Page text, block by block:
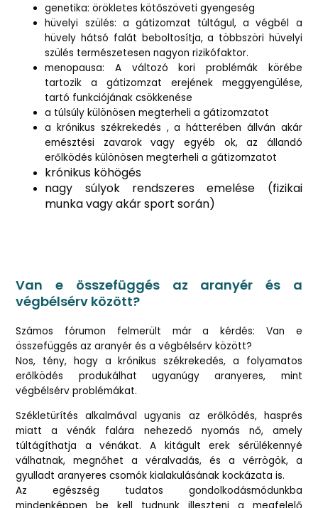
genetika: örökletes kötőszöveti gyengeség
hüvelyi szülés: a gátizomzat túltágul, a végbél a
hüvely hátsó falát beboltosítja, a többszöri hüvelyi
szülés természetesen nagyon rizikófaktor.
menopausa: A változó kori problémák körébe
tartozik a gátizomzat erejének meggyengülése,
tartó funkciójának csökkenése
a túlsúly különösen megterheli a gátizomzatot
a krónikus székrekedés , a hátterében állván akár
emésztési zavarok vagy egyéb ok, az állandó
erőlködés különösen megterheli a gátizomzatot
krónikus köhögés
nagy súlyok rendszeres emelése (fizikai
munka vagy akár sport során)
Van e összefüggés az aranyér és a
végbélsérv között?
Számos fórumon felmerült már a kérdés: Van e
összefüggés az aranyér és a végbélsérv között?
Nos, tény, hogy a krónikus székrekedés, a folyamatos
erőlködés produkálhat ugyanúgy aranyeres, mint
végbélsérv problémákat.
Székletürítés alkalmával ugyanis az erőlködés, hasprés
miatt a vénák falára nehezedő nyomás nő, amely
túltágíthatja a vénákat. A kitágult erek sérülékennyé
válhatnak, megnőhet a véralvadás, és a vérrögök, a
gyulladt aranyeres csomók kialakulásának kockázata is.
Az egészség tudatos gondolkodásmódunkba